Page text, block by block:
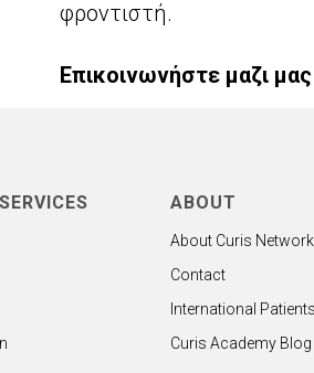
φροντιστή.
Επικοινωνήστε μαζι
ABOUT
About Curis Network
Contact
International Patients
Curis Academy Blog